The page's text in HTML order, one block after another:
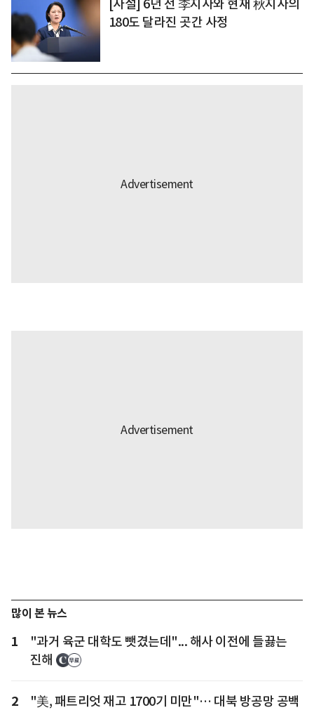
[사설] 6년 전 李지사와 현재 秋지사의
180도 달라진 곳간 사정
많이 본 뉴스
1
"과거 육군 대학도 뺏겼는데"... 해사 이전에 들끓는
진해
2
"美, 패트리엇 재고 1700기 미만"… 대북 방공망 공백